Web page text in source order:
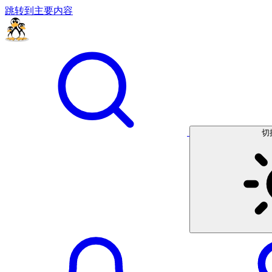
跳转到主要内容
切